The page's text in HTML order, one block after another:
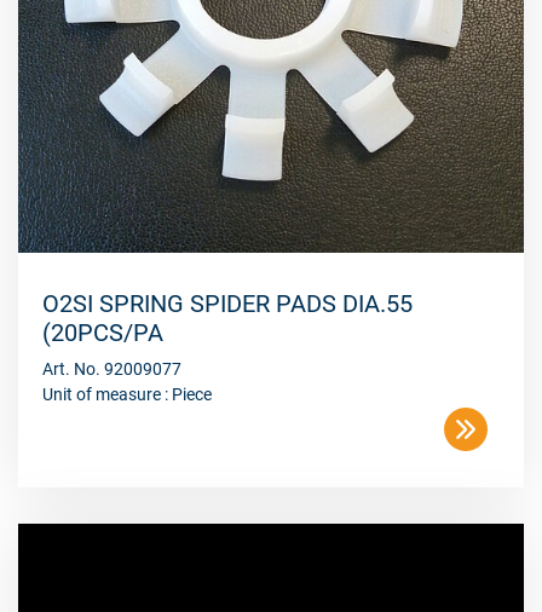
O2SI SPRING SPIDER PADS DIA.55
(20PCS/PA
Art. No. 92009077
Unit of measure : Piece